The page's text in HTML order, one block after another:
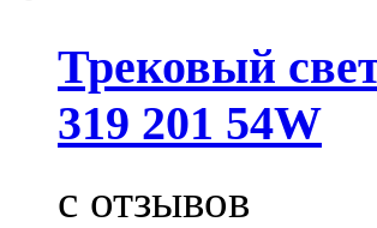
Трековый
319 201 54W
c отзывов